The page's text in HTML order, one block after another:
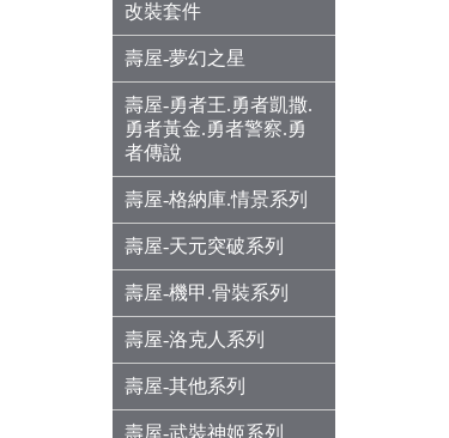
改裝套件
壽屋-夢幻之星
壽屋-勇者王.勇者凱撒.
勇者黃金.勇者警察.勇
者傳說
壽屋-格納庫.情景系列
壽屋-天元突破系列
壽屋-機甲.骨裝系列
壽屋-洛克人系列
壽屋-其他系列
壽屋-武裝神姬系列